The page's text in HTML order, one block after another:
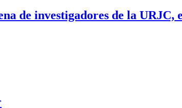
de investigadores de la URJC,